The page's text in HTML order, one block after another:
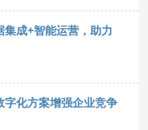
集成+智能运营，助力
字化方案增强企业竞争